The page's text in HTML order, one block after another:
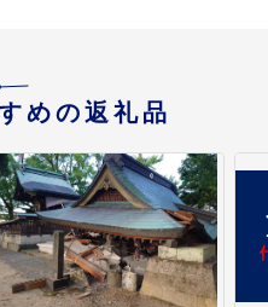
めの返礼品